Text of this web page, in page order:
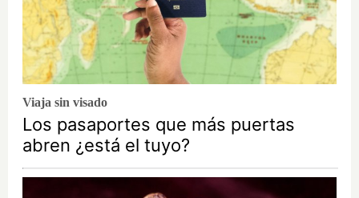
Viaja sin visado
Los pasaportes que más puertas
abren ¿está el tuyo?